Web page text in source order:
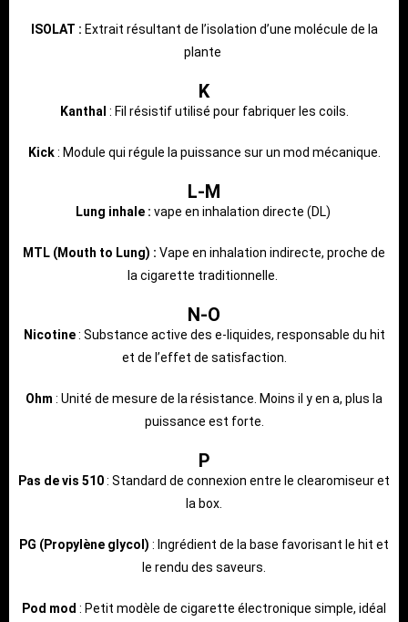
ISOLAT : Extrait résultant de l’isolation d’une molécule de la
plante
K
Kanthal : Fil résistif utilisé pour fabriquer les coils.
Kick: Module qui régule la puissance sur un mod mécanique.
L-M
Lung inhale : vape en inhalation directe (DL)
MTL (Mouth to Lung) : Vape en inhalation indirecte, proche de
la cigarette traditionnelle.
N-O
Nicotine: Substance active des e-liquides, responsable du hit
et de l’effet de satisfaction.
Ohm : Unité de mesure de la résistance. Moins il y en a, plus la
puissance est forte.
P
Pas de vis 510: Standard de connexion entre le clearomiseur et
la box.
PG (Propylène glycol) : Ingrédient de la base favorisant le hit et
le rendu des saveurs.
Pod mod : Petit modèle de cigarette électronique simple, idéal